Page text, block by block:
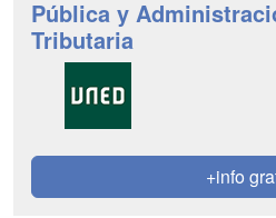
Pública y
Tributaria
+info